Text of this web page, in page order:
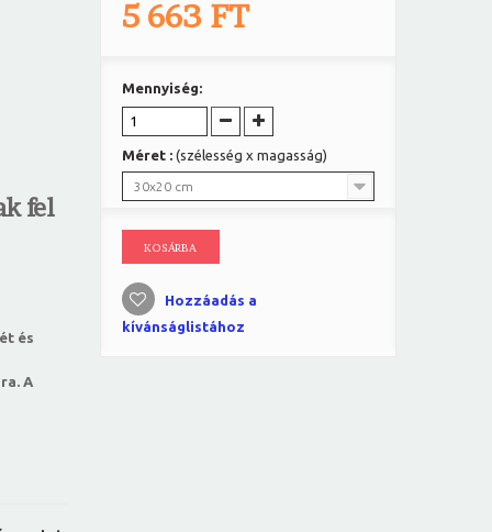
fel
és
A
5 663 FT
Mennyiség:
Méret : (szélesség x magasság)
30x20 cm
KOSÁRBA
Hozzáadás a
kívánságlistához